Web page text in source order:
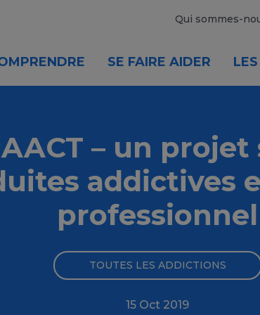
Qui sommes-
SE FAIRE AIDER
– un projet
addictives
professionnel
TOUTES LES ADDICTIONS
15 Oct 2019